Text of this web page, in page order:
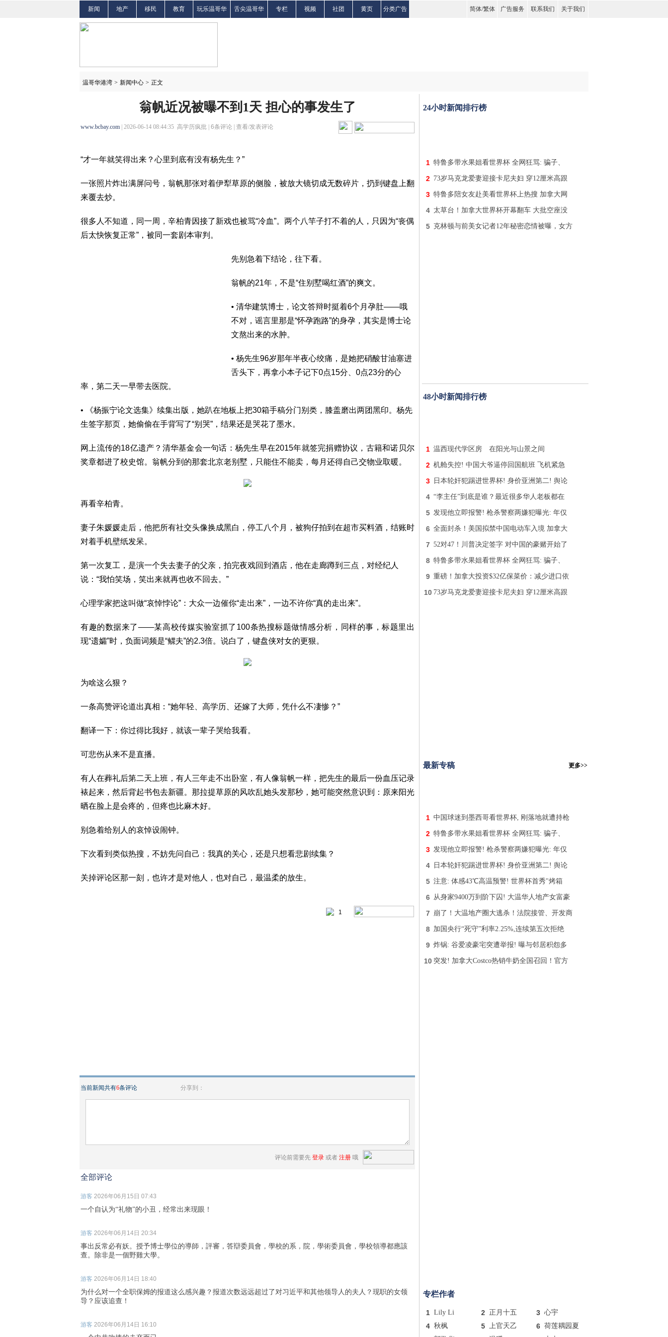
新闻 地产 移民 教育 玩乐温哥华 舌尖温哥华 专栏 视频 社团 黄页 分类广告 简体/繁体 广告服务 联系我们 关于我们
温哥华港湾 > 新闻中心 > 正文
翁帆近况被曝不到1天 担心的事发生了
www.bcbay.com | 2026-06-14 08:44:35 高学历疯批 | 6条评论 | 查看/发表评论
“才一年就笑得出来？心里到底有没有杨先生？”
一张照片炸出满屏问号，翁帆那张对着伊犁草原的侧脸，被放大镜切成无数碎片，扔到键盘上翻
来覆去炒。
很多人不知道，同一周，辛柏青因接了新戏也被骂“冷血”。两个八竿子打不着的人，只因为“丧偶
后太快恢复正常”，被同一套剧本审判。
先别急着下结论，往下看。
翁帆的21年，不是“住别墅喝红酒”的爽文。
• 清华建筑博士，论文答辩时挺着6个月孕肚——哦
不对，谣言里那是“怀孕跑路”的身孕，其实是博士论
文熬出来的水肿。
• 杨先生96岁那年半夜心绞痛，是她把硝酸甘油塞进
舌头下，再拿小本子记下0点15分、0点23分的心
率，第二天一早带去医院。
• 《杨振宁论文选集》续集出版，她趴在地板上把30箱手稿分门别类，膝盖磨出两团黑印。杨先
生签字那页，她偷偷在手背写了“别哭”，结果还是哭花了墨水。
网上流传的18亿遗产？清华基金会一句话：杨先生早在2015年就签完捐赠协议，古籍和诺贝尔
奖章都进了校史馆。翁帆分到的那套北京老别墅，只能住不能卖，每月还得自己交物业取暖。
再看辛柏青。
妻子朱媛媛走后，他把所有社交头像换成黑白，停工八个月，被狗仔拍到在超市买料酒，结账时
对着手机壁纸发呆。
第一次复工，是演一个失去妻子的父亲，拍完夜戏回到酒店，他在走廊蹲到三点，对经纪人
说：“我怕笑场，笑出来就再也收不回去。”
心理学家把这叫做“哀悼悖论”：大众一边催你“走出来”，一边不许你“真的走出来”。
有趣的数据来了——某高校传媒实验室抓了100条热搜标题做情感分析，同样的事，标题里出
现“遗孀”时，负面词频是“鳏夫”的2.3倍。说白了，键盘侠对女的更狠。
为啥这么狠？
一条高赞评论道出真相：“她年轻、高学历、还嫁了大师，凭什么不凄惨？”
翻译一下：你过得比我好，就该一辈子哭给我看。
可悲伤从来不是直播。
有人在葬礼后第二天上班，有人三年走不出卧室，有人像翁帆一样，把先生的最后一份血压记录
裱起来，然后背起书包去新疆。那拉提草原的风吹乱她头发那秒，她可能突然意识到：原来阳光
晒在脸上是会疼的，但疼也比麻木好。
别急着给别人的哀悼设闹钟。
下次看到类似热搜，不妨先问自己：我真的关心，还是只想看悲剧续集？
关掉评论区那一刻，也许才是对他人，也对自己，最温柔的放生。
1
当前新闻共有6条评论 分享到：
评论前需要先 登录 或者 注册 哦
全部评论
游客 2026年06月15日 07:43
一个自认为“礼物”的小丑，经常出来现眼！
游客 2026年06月14日 20:34
事出反常必有妖。授予博士學位的導師，評審，答辯委員會，學校的系，院，學術委員會，學校領導都應該
查。除非是一個野雞大學。
游客 2026年06月14日 18:40
为什么对一个全职保姆的报道这么感兴趣？报道次数远远超过了对习近平和其他领导人的夫人？现职的女领
导？应该追查！
游客 2026年06月14日 16:10
24小时新闻排行榜
1 特鲁多带水果姐看世界杯 全网狂骂: 骗子、
2 73岁马克龙爱妻迎接卡尼夫妇 穿12厘米高跟
3 特鲁多陪女友赴美看世界杯上热搜 加拿大网
4 太草台！加拿大世界杯开幕翻车 大批空座没
5 克林顿与前美女记者12年秘密恋情被曝，女方
48小时新闻排行榜
1 温西现代学区房 在阳光与山景之间
2 机舱失控! 中国大爷逼停回国航班 飞机紧急
3 日本轮奸犯踢进世界杯! 身价亚洲第二! 舆论
4 “李主任”到底是谁？最近很多华人老板都在
5 发现他立即报警! 枪杀警察两嫌犯曝光: 年仅
6 全面封杀！美国拟禁中国电动车入境 加拿大
7 52对47！川普决定签字 对中国的豪赌开始了
8 特鲁多带水果姐看世界杯 全网狂骂: 骗子、
9 重磅！加拿大投资$32亿保菜价：减少进口依
10 73岁马克龙爱妻迎接卡尼夫妇 穿12厘米高跟
最新专稿 更多>>
1 中国球迷到墨西哥看世界杯, 刚落地就遭持枪
2 特鲁多带水果姐看世界杯 全网狂骂: 骗子、
3 发现他立即报警! 枪杀警察两嫌犯曝光: 年仅
4 日本轮奸犯踢进世界杯! 身价亚洲第二! 舆论
5 注意: 体感43℃高温预警! 世界杯首秀"烤箱
6 从身家9400万到阶下囚! 大温华人地产女富豪
7 崩了！大温地产圈大逃杀！法院接管、开发商
8 加国央行“死守”利率2.25%,连续第五次拒绝
9 炸锅: 谷爱凌豪宅突遭举报! 曝与邻居积怨多
10 突发! 加拿大Costco热销牛奶全国召回！官方
专栏作者
1 Lily Li 2 正月十五 3 心宇
4 秋枫 5 上官天乙 6 荷莲耦园夏